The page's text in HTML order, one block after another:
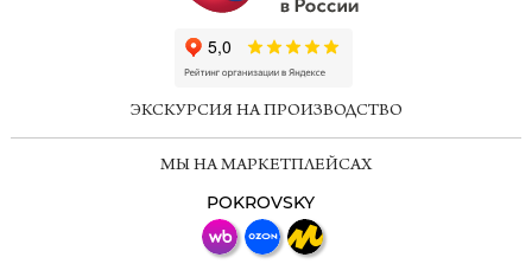
ЭКСКУРСИЯ НА ПРОИЗВОДСТВО
МЫ НА МАРКЕТПЛЕЙСАХ
POKROVSKY